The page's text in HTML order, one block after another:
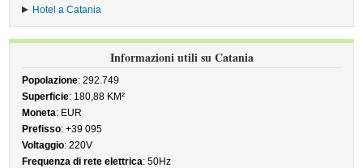
Hotel a Catania
Informazioni utili su Catania
Popolazione: 292.749
Superficie: 180,88 KM²
Moneta: EUR
Prefisso: +39 095
Voltaggio: 220V
Frequenza di rete elettrica: 50Hz